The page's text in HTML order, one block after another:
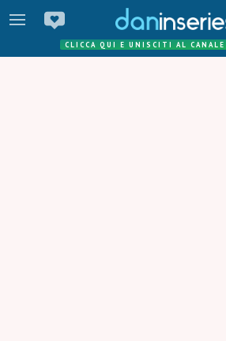
CLICCA QUI E UNISCITI AL CANALE